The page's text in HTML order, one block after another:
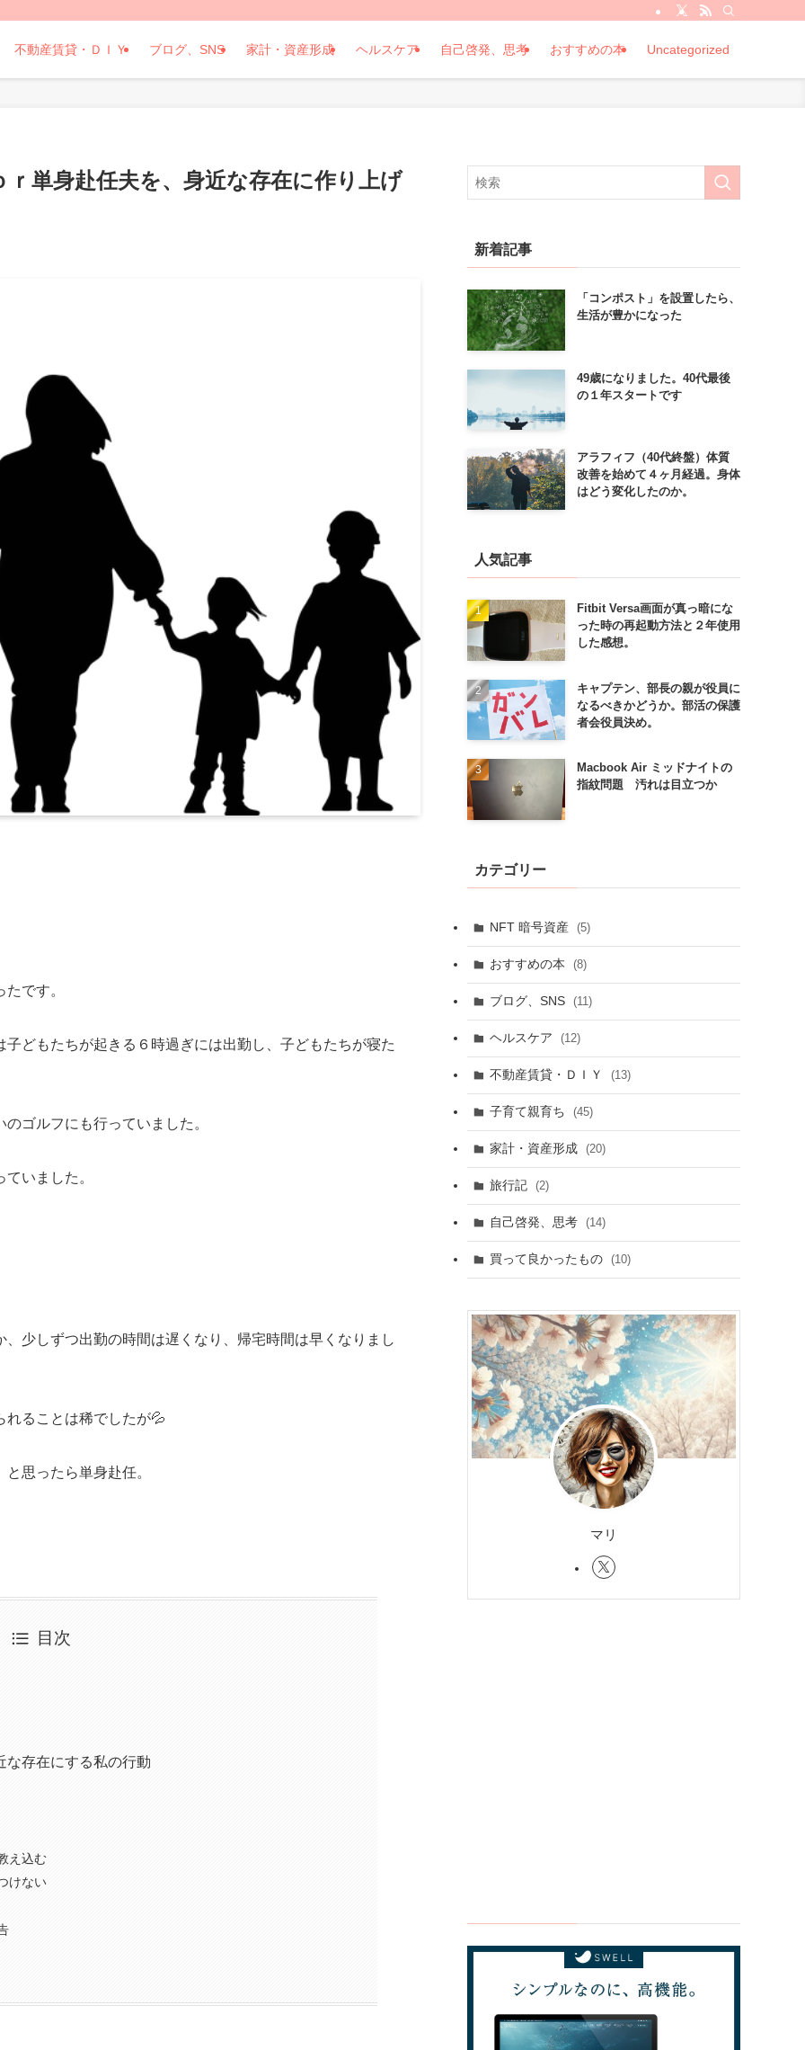
不動産賃貸・ＤＩＹ ブログ、SNS 家計・資産形成 ヘルスケア 自己啓発、思考 おすすめの本 Uncategorized
単身赴任夫を、身近な存在に作り上げ
です。
どもたちが起きる６時過ぎには出勤し、子どもたちが寝た
ゴルフにも行っていました。
いました。
少しずつ出勤の時間は遅くなり、帰宅時間は早くなりまし
れることは稀でしたが💦
思ったら単身赴任。
目次
な存在にする私の行動
え込む
けない
新着記事
「コンポスト」を設置したら、
生活が豊かになった
49歳になりました。40代最後
の１年スタートです
アラフィフ（40代終盤）体質
改善を始めて４ヶ月経過。身体
はどう変化したのか。
人気記事
Fitbit Versa画面が真っ暗にな
った時の再起動方法と２年使用
した感想。
キャプテン、部長の親が役員に
なるべきかどうか。部活の保護
者会役員決め。
Macbook Air ミッドナイトの
指紋問題 汚れは目立つか
カテゴリー
NFT 暗号資産 (5)
おすすめの本 (8)
ブログ、SNS (11)
ヘルスケア (12)
不動産賃貸・ＤＩＹ (13)
子育て親育ち (45)
家計・資産形成 (20)
旅行記 (2)
自己啓発、思考 (14)
買って良かったもの (10)
マリ